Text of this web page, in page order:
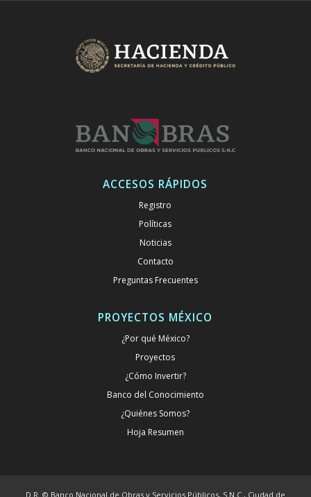
ACCESOS RÁPIDOS
Registro
Políticas
Noticias
Contacto
Preguntas Frecuentes
PROYECTOS MÉXICO
¿Por qué México?
Proyectos
¿Cómo Invertir?
Banco del Conocimiento
¿Quiénes Somos?
Hoja Resumen
D.R. © Banco Nacional de Obras y Servicios Públicos, S.N.C., Ciudad de